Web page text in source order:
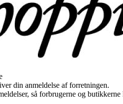
din anmeldelse af forretningen.
så forbrugerne og butikkerne